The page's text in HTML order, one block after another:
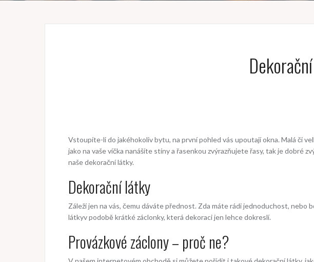
Vstoupíte-li do jakéhokoliv bytu, na první pohled vás upoutají okna. Malá či
jako na vaše víčka nanášíte stíny a řasenkou zvýrazňujete řasy, tak je dobré
naše dekorační látky.
Dekorační látky
Záleží jen na vás, čemu dáváte přednost. Zda máte rádi jednoduchost,
látkyv podobě krátké záclonky, která dekoraci jen lehce dokreslí.
Provázkové záclony – proč ne?